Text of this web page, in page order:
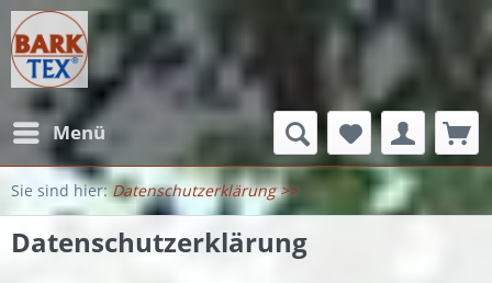
Menü
Datenschutzerklärung
Datenschutzerklärung